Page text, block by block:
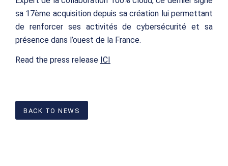
sa 17ème acquisition depuis sa création lui permettant
de renforcer ses activités de cybersécurité et sa
présence dans l’ouest de la France.
Read the press release ICI
BACK TO NEWS